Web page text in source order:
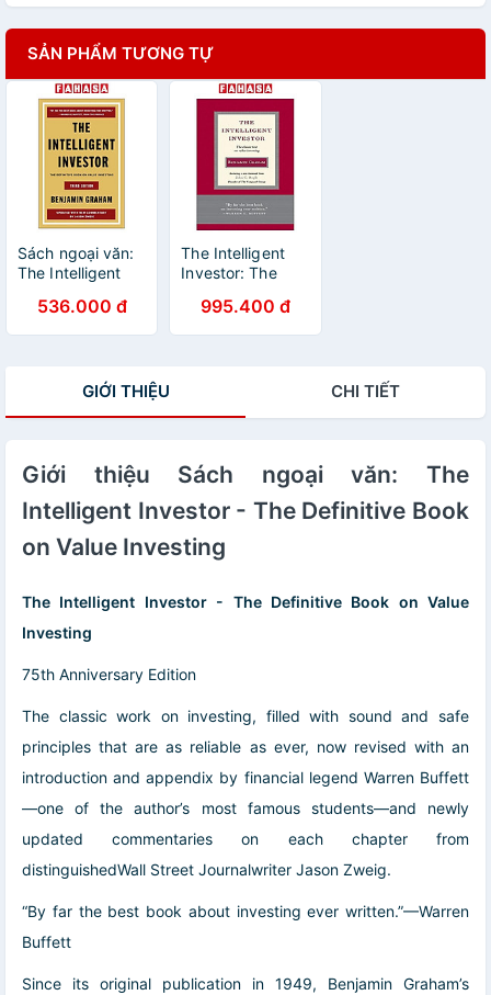
SẢN PHẨM TƯƠNG TỰ
Sách ngoại văn:
The Intelligent
Edition - The
Definitive Book
536.000 đ
The Intelligent
Investor: The
Value Investing
995.400 đ
GIỚI THIỆU CHI TIẾT
Giới thiệu Sách ngoại văn: The
Intelligent Investor - The Definitive Book
on Value Investing
The Intelligent Investor - The Definitive Book on Value
Investing
75th Anniversary Edition
The classic work on investing, filled with sound and safe
principles that are as reliable as ever, now revised with an
introduction and appendix by financial legend Warren Buffett
—one of the author’s most famous students—and newly
updated commentaries on each chapter from
distinguishedWall Street Journalwriter Jason Zweig.
“By far the best book about investing ever written.”—Warren
Buffett
Since its original publication in 1949, Benjamin Graham’s